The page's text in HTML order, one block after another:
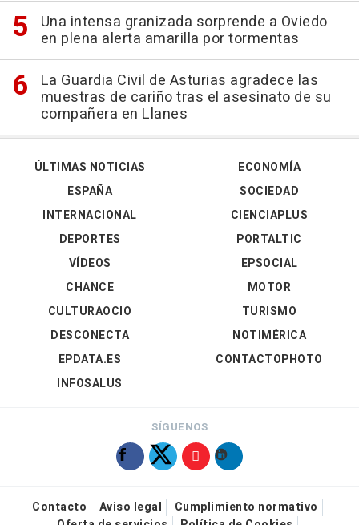
Una intensa granizada sorprende a Oviedo
en plena alerta amarilla por tormentas
La Guardia Civil de Asturias agradece las
muestras de cariño tras el asesinato de su
compañera en Llanes
ÚLTIMAS NOTICIAS
ESPAÑA
INTERNACIONAL
DEPORTES
VÍDEOS
ECONOMÍA
SOCIEDAD
CIENCIAPLUS
PORTALTIC
EPSOCIAL
CHANCE
CULTURAOCIO
DESCONECTA
EPDATA.ES
INFOSALUS
MOTOR
TURISMO
NOTIMÉRICA
CONTACTOPHOTO
SÍGUENOS
Contacto Aviso legal
Cumplimiento normativo